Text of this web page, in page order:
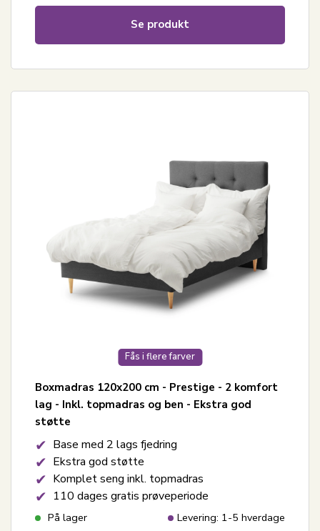
Se produkt
Fås i flere farver
Boxmadras 120x200 cm - Prestige - 2 komfort
lag - Inkl. topmadras og ben - Ekstra god
støtte
På lager Levering: 1-5 hverdage
Base med 2 lags fjedring
Ekstra god støtte
Komplet seng inkl. topmadras
110 dages gratis prøveperiode